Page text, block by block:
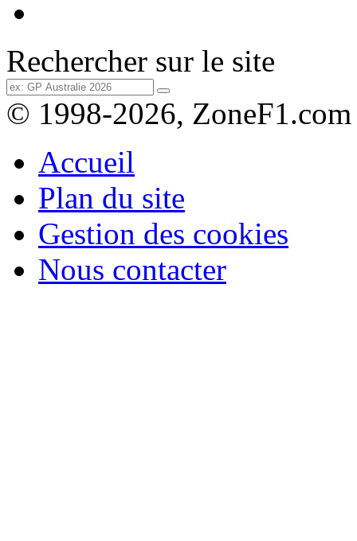
Rechercher sur le site
© 1998-2026, ZoneF1.com
Accueil
Plan du site
Gestion des cookies
Nous contacter